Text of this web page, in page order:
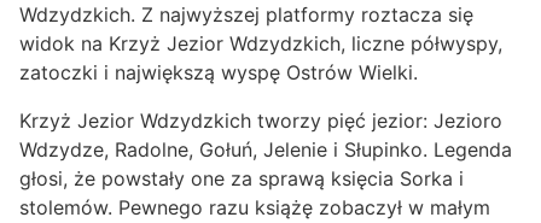
Wdzydzkich. Z najwyższej platformy roztacza się
widok na Krzyż Jezior Wdzydzkich, liczne półwyspy,
zatoczki i największą wyspę Ostrów Wielki.
Krzyż Jezior Wdzydzkich tworzy pięć jezior: Jezioro
Wdzydze, Radolne, Gołuń, Jelenie i Słupinko. Legenda
głosi, że powstały one za sprawą księcia Sorka i
stolemów. Pewnego razu książę zobaczył w małym